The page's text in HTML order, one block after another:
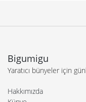
Bigumigu
Yaratıcı bünyeler için
Hakkımızda